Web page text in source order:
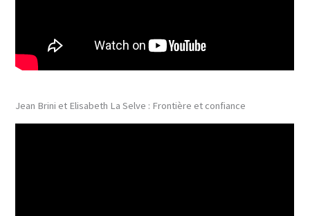
Jean Brini et Elisabeth La Selve : Frontière et confiance